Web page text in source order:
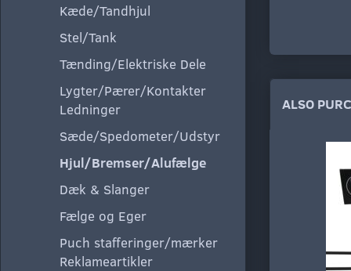
Kæde/Tandhjul
Stel/Tank
Tænding/Elektriske Dele
Lygter/Pærer/Kontakter
Ledninger
Sæde/Spedometer/Udstyr
Hjul/Bremser/Alufælge
Dæk & Slanger
Fælge og Eger
Puch stafferinger/mærker
Reklameartikler
ALSO